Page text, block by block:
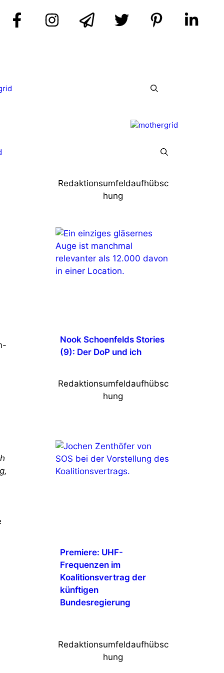
Redaktionsumfeldaufhübsc
hung
Nook Schoenfelds Stories
(9): Der DoP und ich
Redaktionsumfeldaufhübsc
hung
Premiere: UHF-
Frequenzen im
Koalitionsvertrag der
künftigen
Bundesregierung
Redaktionsumfeldaufhübsc
hung